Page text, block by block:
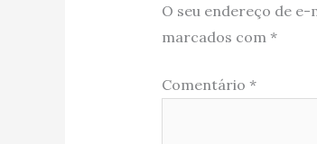
O seu endereço de
marcados com *
Comentário *